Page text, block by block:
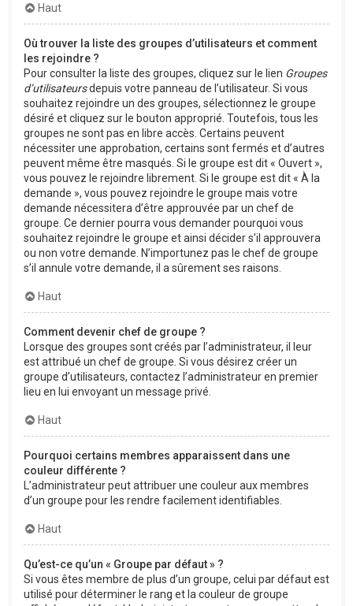
Haut
Où trouver la liste des groupes d’utilisateurs et comment
les rejoindre ?
Pour consulter la liste des groupes, cliquez sur le lien Groupes
d’utilisateursdepuis votre panneau de l’utilisateur. Si vous
souhaitez rejoindre un des groupes, sélectionnez le groupe
désiré et cliquez sur le bouton approprié. Toutefois, tous les
groupes ne sont pas en libre accès. Certains peuvent
nécessiter une approbation, certains sont fermés et d’autres
peuvent même être masqués. Si le groupe est dit « Ouvert »,
vous pouvez le rejoindre librement. Si le groupe est dit « À la
demande », vous pouvez rejoindre le groupe mais votre
demande nécessitera d’être approuvée par un chef de
groupe. Ce dernier pourra vous demander pourquoi vous
souhaitez rejoindre le groupe et ainsi décider s’il approuvera
ou non votre demande. N’importunez pas le chef de groupe
s’il annule votre demande, il a sûrement ses raisons.
Haut
Comment devenir chef de groupe ?
Lorsque des groupes sont créés par l’administrateur, il leur
est attribué un chef de groupe. Si vous désirez créer un
groupe d’utilisateurs, contactez l’administrateur en premier
lieu en lui envoyant un message privé.
Haut
Pourquoi certains membres apparaissent dans une
couleur différente ?
L’administrateur peut attribuer une couleur aux membres
d’un groupe pour les rendre facilement identifiables.
Haut
Qu’est-ce qu’un « Groupe par défaut » ?
Si vous êtes membre de plus d’un groupe, celui par défaut est
utilisé pour déterminer le rang et la couleur de groupe